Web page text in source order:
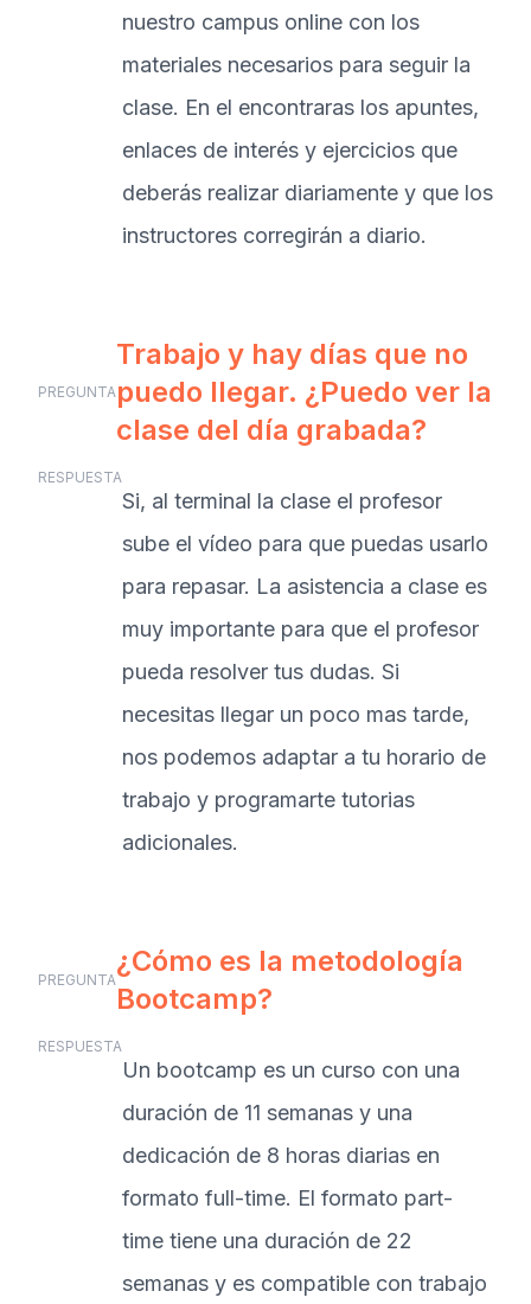
nuestro campus online con los
materiales necesarios para seguir la
clase. En el encontraras los apuntes,
enlaces de interés y ejercicios que
deberás realizar diariamente y que los
instructores corregirán a diario.
PREGUNTA
Trabajo y hay días que no
puedo llegar. ¿Puedo ver la
clase del día grabada?
RESPUESTA
Si, al terminal la clase el profesor
sube el vídeo para que puedas usarlo
para repasar. La asistencia a clase es
muy importante para que el profesor
pueda resolver tus dudas. Si
necesitas llegar un poco mas tarde,
nos podemos adaptar a tu horario de
trabajo y programarte tutorias
adicionales.
PREGUNTA
¿Cómo es la metodología
Bootcamp?
RESPUESTA
Un bootcamp es un curso con una
duración de 11 semanas y una
dedicación de 8 horas diarias en
formato full-time. El formato part-
time tiene una duración de 22
semanas y es compatible con trabajo